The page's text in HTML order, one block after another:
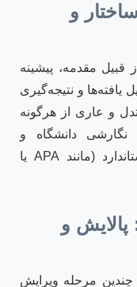
و
قبیل مقدمه، پیشینه
یافته‌ها و نتیجه‌گیری
و عاری از هرگونه
نگارشی دانشگاه و
استفاده از شیوه‌های رفرنس‌دهی استاندارد (مانند APA یا
پالایش و
چندین مرحله ویرایش